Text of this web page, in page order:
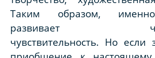
Таким образом, именно
развивает
чувствительность. Но если